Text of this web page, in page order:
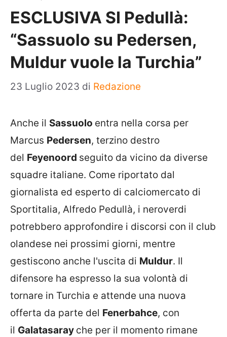
ESCLUSIVA SI Pedullà:
“Sassuolo su Pedersen,
Muldur vuole la Turchia”
23 Luglio 2023 di Redazione
Anche il Sassuolo entra nella corsa per
Marcus Pedersen, terzino destro
del Feyenoord seguito da vicino da diverse
squadre italiane. Come riportato dal
giornalista ed esperto di calciomercato di
Sportitalia, Alfredo Pedullà, i neroverdi
potrebbero approfondire i discorsi con il club
olandese nei prossimi giorni, mentre
gestiscono anche l'uscita di Muldur. Il
difensore ha espresso la sua volontà di
tornare in Turchia e attende una nuova
offerta da parte del Fenerbahce, con
il Galatasaray che per il momento rimane